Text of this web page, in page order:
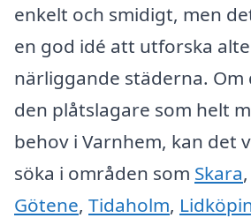
enkelt och smidigt, men
en god idé att utforska
närliggande städerna.
den plåtslagare som helt
behov i Varnhem, kan det
söka i områden som Skara,
Götene, Tidaholm,